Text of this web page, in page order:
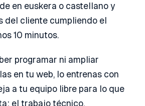
en euskera o castellano y
del cliente cumpliendo el
10 minutos.
programar ni ampliar
en tu web, lo entrenas con
a tu equipo libre para lo que
el trabajo técnico.